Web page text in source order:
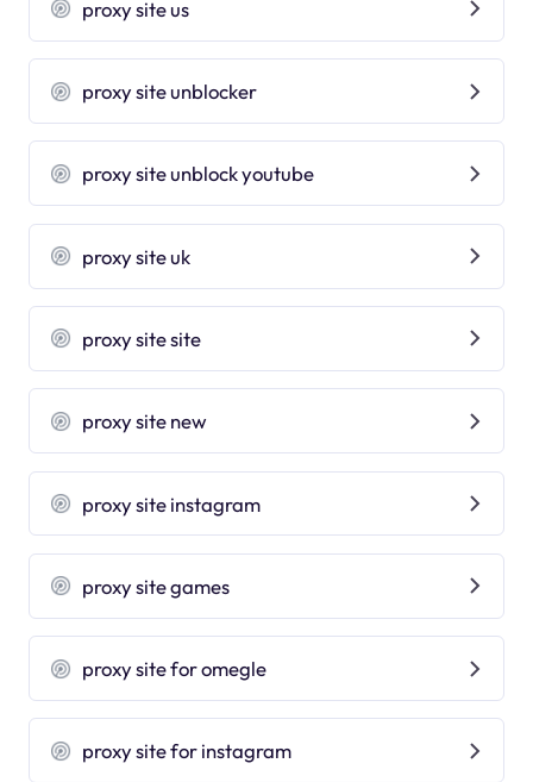
proxy site us
proxy site unblocker
proxy site unblock youtube
proxy site uk
proxy site site
proxy site new
proxy site instagram
proxy site games
proxy site for omegle
proxy site for instagram